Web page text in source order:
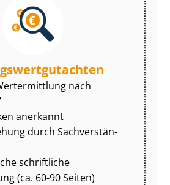
nach
anerkannt
durch Sach­ver­stän­
schriftliche
(ca. 60-90 Seiten)